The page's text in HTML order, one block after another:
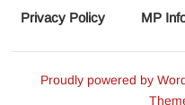
Privacy Policy
MP
Proudly powered by